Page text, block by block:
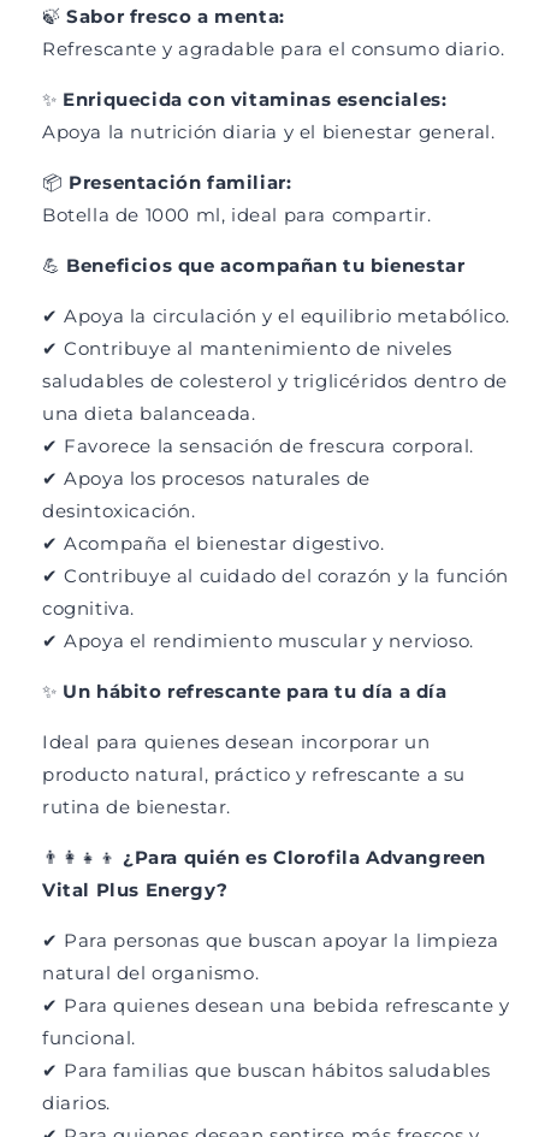
🍃Sabor fresco a menta:
Refrescante y agradable para el consumo diario.
✨ Enriquecida con vitaminas esenciales:
Apoya la nutrición diaria y el bienestar general.
📦 Presentación familiar:
Botella de 1000 ml, ideal para compartir.
💪 Beneficios que acompañan tu bienestar
✔ Apoya la circulación y el equilibrio metabólico.
✔ Contribuye al mantenimiento de niveles
saludables de colesterol y triglicéridos dentro de
una dieta balanceada.
✔ Favorece la sensación de frescura corporal.
✔ Apoya los procesos naturales de
desintoxicación.
✔ Acompaña el bienestar digestivo.
✔ Contribuye al cuidado del corazón y la función
cognitiva.
✔ Apoya el rendimiento muscular y nervioso.
✨ Un hábito refrescante para tu día a día
Ideal para quienes desean incorporar un
producto natural, práctico y refrescante a su
rutina de bienestar.
👨👩👧👦 ¿Para quién es Clorofila Advangreen
Vital Plus Energy?
✔ Para personas que buscan apoyar la limpieza
natural del organismo.
✔ Para quienes desean una bebida refrescante y
funcional.
✔ Para familias que buscan hábitos saludables
diarios.